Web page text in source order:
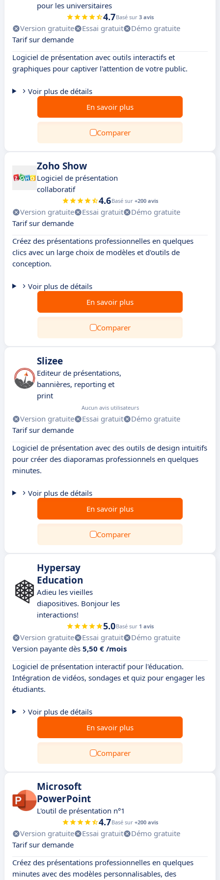
pour les universitaires
4.7Basé sur 3 avis
Version gratuite Essai gratuit
Démo gratuite
Tarif sur demande
Logiciel de présentation avec outils interactifs et
graphiques pour captiver l'attention de votre public.
Voir plus de détails
En savoir plus
Comparer
Zoho Show
Logiciel de présentation
collaboratif
4.6Basé sur +200 avis
Version gratuite Essai gratuit
Démo gratuite
Tarif sur demande
Créez des présentations professionnelles en quelques
clics avec un large choix de modèles et d'outils de
conception.
Voir plus de détails
En savoir plus
Comparer
Slizee
Editeur de présentations,
bannières, reporting et
print
Aucun avis utilisateurs
Version gratuite Essai gratuit
Démo gratuite
Tarif sur demande
Logiciel de présentation avec des outils de design intuitifs
pour créer des diaporamas professionnels en quelques
minutes.
Voir plus de détails
En savoir plus
Comparer
Hypersay
Education
Adieu les vieilles
diapositives. Bonjour les
interactions!
5.0Basé sur 1 avis
Version gratuite Essai gratuit
Démo gratuite
Version payante dès 5,50 € /mois
Logiciel de présentation interactif pour l'éducation.
Intégration de vidéos, sondages et quiz pour engager les
étudiants.
Voir plus de détails
En savoir plus
Comparer
Microsoft
PowerPoint
L'outil de présentation n°1
4.7Basé sur +200 avis
Version gratuite Essai gratuit
Démo gratuite
Tarif sur demande
Créez des présentations professionnelles en quelques
minutes avec des modèles personnalisables, des